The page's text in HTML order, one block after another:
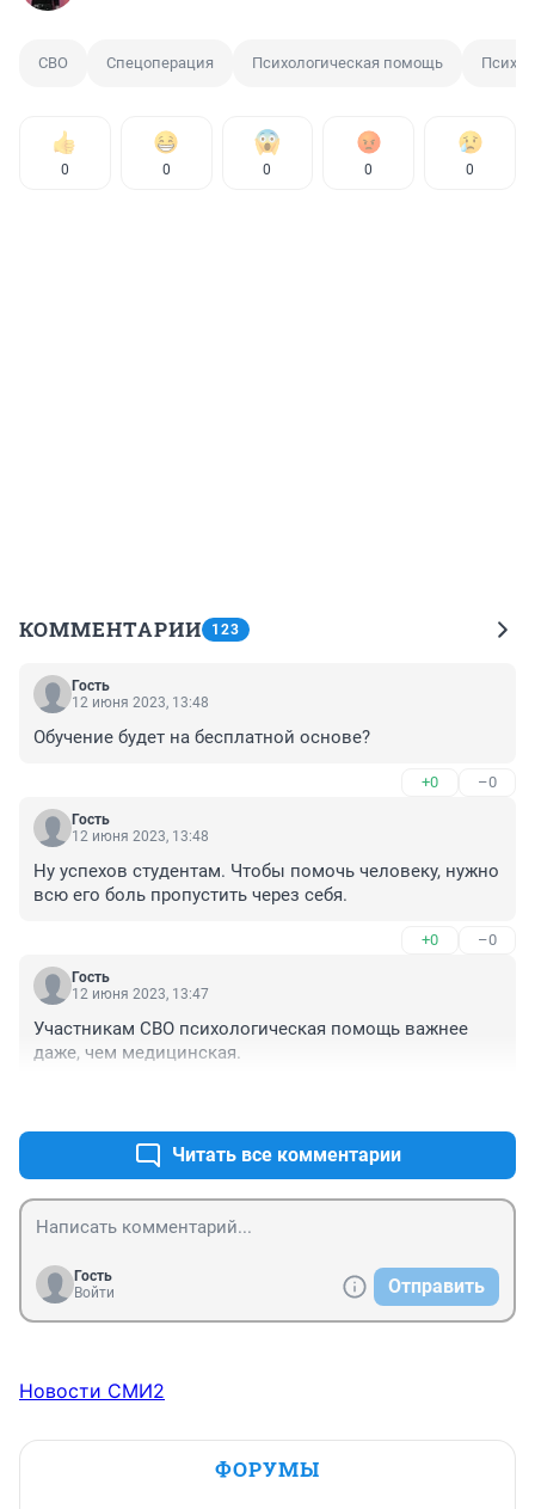
СВО Спецоперация Психологическая помощь
0 0 0 0 0
КОММЕНТАРИИ 123
Гость
12 июня 2023, 13:48
Обучение будет на бесплатной основе?
+0 –0
Гость
12 июня 2023, 13:48
Ну успехов студентам. Чтобы помочь человеку, нужно
всю его боль пропустить через себя.
+0 –0
Гость
12 июня 2023, 13:47
Участникам СВО психологическая помощь важнее
даже, чем медицинская.
Читать все комментарии
Гость
Войти
Отправить
Новости СМИ2
ФОРУМЫ